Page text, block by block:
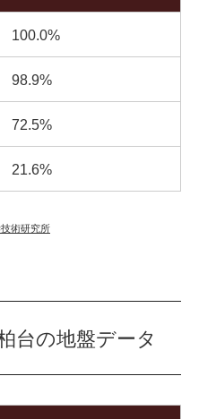
100.0%
98.9%
72.5%
21.6%
術研究所
台の地盤データ